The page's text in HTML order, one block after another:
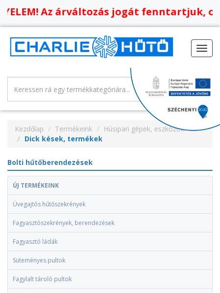
Az árváltozás jogát fenntartjuk,
Kezdőlap Termékeink
Húsipari gépek, eszközök
Dick kések, termékek
Bolti hűtőberendezések
ÚJ TERMÉKEINK
Üvegajtós hűtőszekrények
Fagyasztószekrények, berendezések
Fagyasztó ládák
Süteményes pultok
Fagylalt tároló pultok